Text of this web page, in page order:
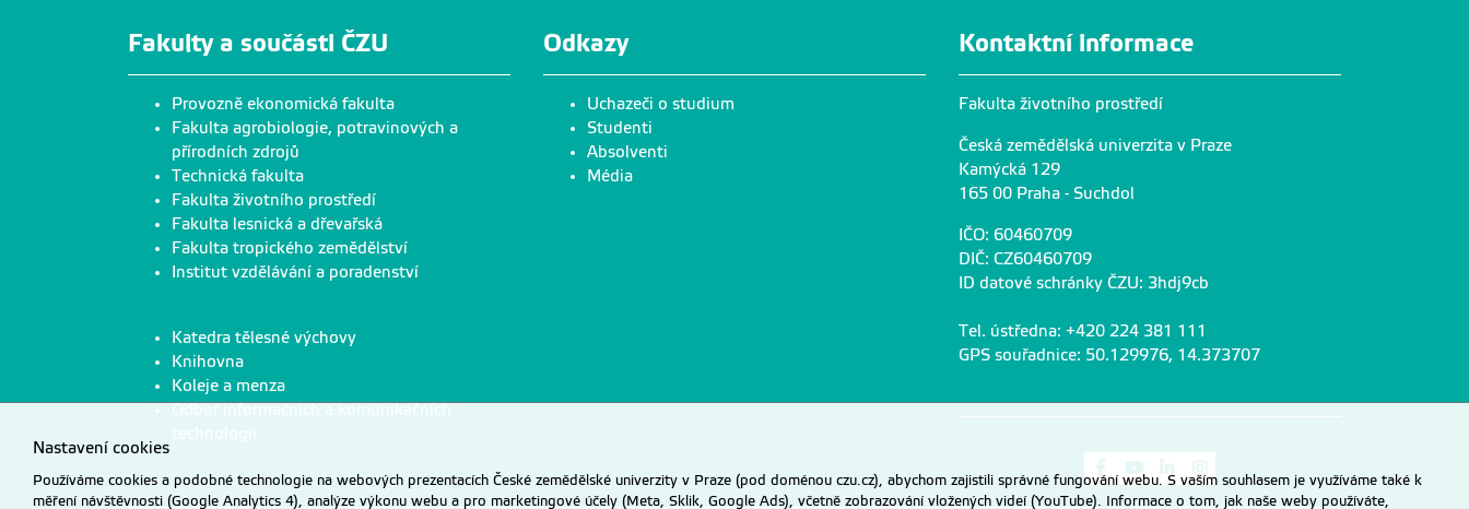
Fakulty a součásti ČZU
Provozně ekonomická fakulta
Fakulta agrobiologie, potravinových a
přírodních zdrojů
Technická fakulta
Fakulta životního prostředí
Fakulta lesnická a dřevařská
Fakulta tropického zemědělství
Institut vzdělávání a poradenství
Katedra tělesné výchovy
Knihovna
Koleje a menza
Odbor informačních a komunikačních
technologií
Odkazy
Uchazeči o studium
Studenti
Absolventi
Média
Kontaktní informace
Fakulta životního prostředí
Česká zemědělská univerzita v Praze
Kamýcká 129
165 00 Praha - Suchdol
IČO: 60460709
DIČ: CZ60460709
ID datové schránky ČZU: 3hdj9cb
Tel. ústředna: +420 224 381 111
GPS souřadnice: 50.129976, 14.373707
Odkaz na Facebook
Odkaz na Youtube
Odkaz na LinkedIn
Nastavení cookies
Používáme cookies a podobné technologie na webových prezentacích České zemědělské univerzity v Praze (pod doménou czu.cz), abychom zajistili správné fungování webu. S vaším souhlasem je využíváme také k
měření návštěvnosti (Google Analytics 4), analýze výkonu webu a pro marketingové účely (Meta, Sklik, Google Ads), včetně zobrazování vložených videí (YouTube). Informace o tom, jak naše weby používáte,